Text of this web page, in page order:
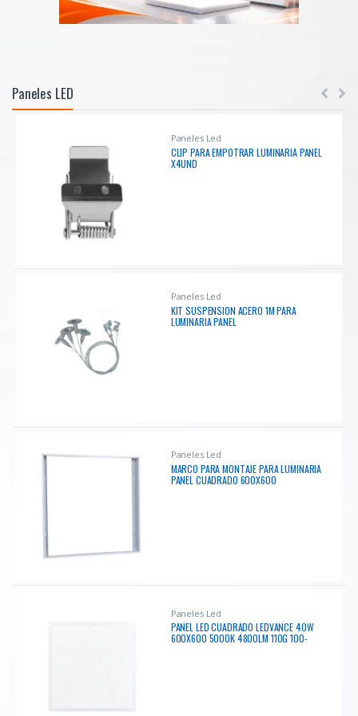
Paneles LED
Paneles Led
CLIP PARA EMPOTRAR LUMINARIA PANEL
X4UND
Paneles Led
KIT SUSPENSION ACERO 1M PARA
LUMINARIA PANEL
Paneles Led
MARCO PARA MONTAJE PARA LUMINARIA
PANEL CUADRADO 600X600
Paneles Led
PANEL LED CUADRADO LEDVANCE 40W
600X600 5000K 4800LM 110G 100-